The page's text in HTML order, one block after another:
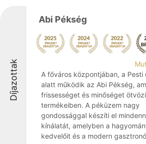
Díjazottak
Abi Pékség
A főváros központjában, a Pesti
alatt működik az Abi Pékség,
frissességet és minőséget ötvözi
termékeiben. A péküzem nagy
gondossággal készíti el
kínálatát, amelyben a
kedvelőit és a modern